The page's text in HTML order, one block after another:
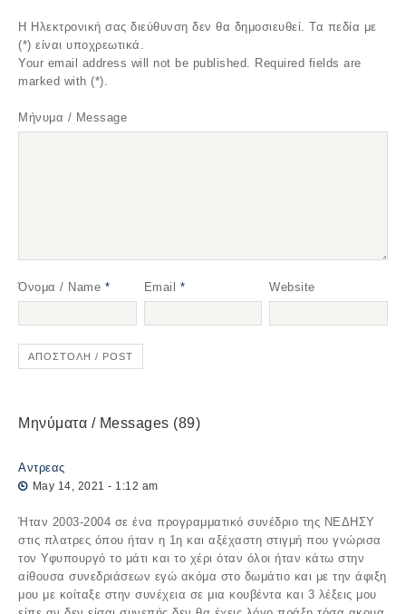
Η Ηλεκτρονική σας διεύθυνση δεν θα δημοσιευθεί. Τα πεδία με
(*) είναι υποχρεωτικά.
Your email address will not be published. Required fields are
marked with (*).
Μήνυμα / Message
Όνομα / Name * Email * Website
Μηνύματα / Messages (89)
Αντρεας
May 14, 2021 - 1:12 am
Ήταν 2003-2004 σε ένα προγραμματικό συνέδριο της ΝΕΔΗΣΥ
στις πλατρες όπου ήταν η 1η και αξέχαστη στιγμή που γνώρισα
τον Υφυπουργό το μάτι και το χέρι όταν όλοι ήταν κάτω στην
αίθουσα συνεδριάσεων εγώ ακόμα στο δωμάτιο και με την άφιξη
μου με κοίταξε στην συνέχεια σε μια κουβέντα και 3 λέξεις μου